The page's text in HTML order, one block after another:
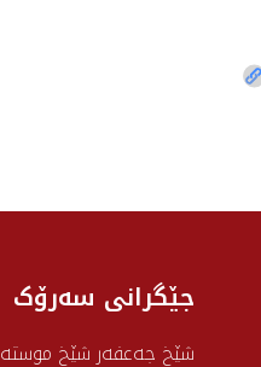
جێگرانی سه‌رۆک
شێخ جەعفەر شێخ